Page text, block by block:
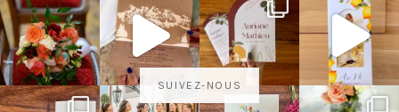
SUIVEZ-NOUS